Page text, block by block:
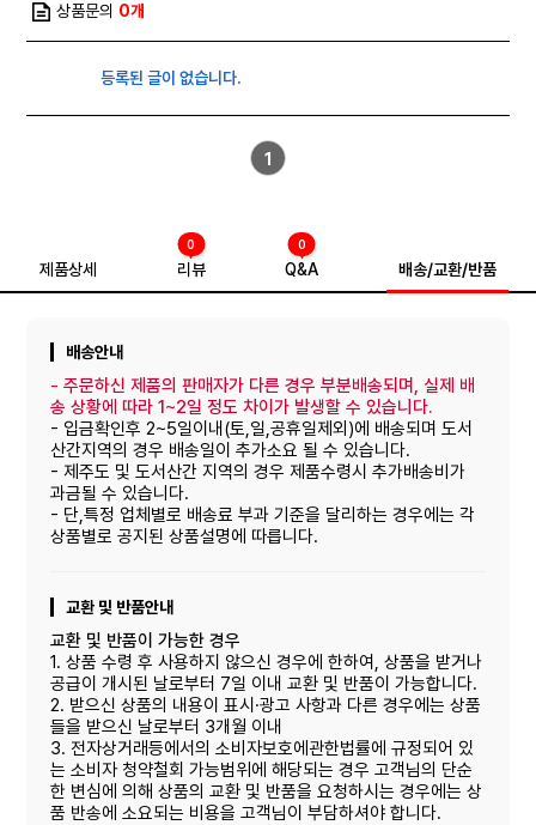
상품문의 0개
등록된 글이 없습니다.
1
제품상세 리뷰
0
Q&A
0
배송/교환/반품
배송안내
-주문하신 제품의 판매자가 다른 경우 부분배송되며, 실제 배
송 상황에 따라 1~2일 정도 차이가 발생할 수 있습니다.
- 입금확인후 2~5일이내(토,일,공휴일제외)에 배송되며 도서
산간지역의 경우 배송일이 추가소요 될 수 있습니다.
- 제주도 및 도서산간 지역의 경우 제품수령시 추가배송비가
과금될 수 있습니다.
- 단,특정 업체별로 배송료 부과 기준을 달리하는 경우에는 각
상품별로 공지된 상품설명에 따릅니다.
교환 및 반품안내
교환 및 반품이 가능한 경우
1. 상품 수령 후 사용하지 않으신 경우에 한하여, 상품을 받거나
공급이 개시된 날로부터 7일 이내 교환 및 반품이 가능합니다.
2. 받으신 상품의 내용이 표시·광고 사항과 다른 경우에는 상품
들을 받으신 날로부터 3개월 이내
3. 전자상거래등에서의 소비자보호에관한법률에 규정되어 있
는 소비자 청약철회 가능범위에 해당되는 경우 고객님의 단순
한 변심에 의해 상품의 교환 및 반품을 요청하시는 경우에는 상
품 반송에 소요되는 비용을 고객님이 부담하셔야 합니다.